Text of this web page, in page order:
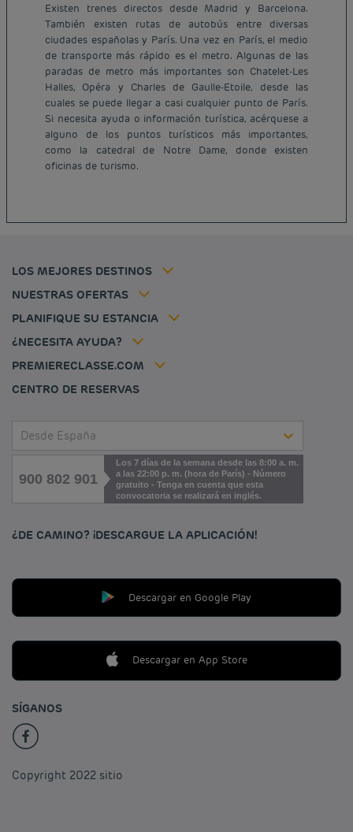
Existen trenes directos desde Madrid y Barcelona.
También existen rutas de autobús entre diversas
ciudades españolas y París. Una vez en París, el medio
de transporte más rápido es el metro. Algunas de las
paradas de metro más importantes son Chatelet-Les
Halles, Opéra y Charles de Gaulle-Etoile, desde las
cuales se puede llegar a casi cualquier punto de París.
Si necesita ayuda o información turística, acérquese a
alguno de los puntos turísticos más importantes,
como la catedral de Notre Dame, donde existen
oficinas de turismo.
LOS MEJORES DESTINOS
Hoteles baratos París
Hoteles baratos Francia
Hoteles baratos Marsella
Hoteles baratos Toulouse
NUESTRAS OFERTAS
Tarifa del miembro
PLANIFIQUE SU ESTANCIA
Mi reserva
Politique animaux de compagnie
¿NECESITA AYUDA?
PREMIERECLASSE.COM
Avisos legales
Tax policy
Empleo
Jin Jiang International
CENTRO DE RESERVAS
Desde España
900 802 901
Los 7 días de la semana desde las 8:00 a. m.
a las 22:00 p. m. (hora de París) - Número
gratuito - Tenga en cuenta que esta
convocatoria se realizará en inglés.
¿DE CAMINO? ¡DESCARGUE LA APLICACIÓN!
Descargar en Google Play
Descargar en App Store
SÍGANOS
Copyright 2022 sitio